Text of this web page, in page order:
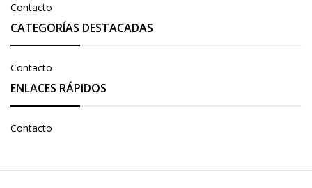
Contacto
CATEGORÍAS DESTACADAS
Contacto
ENLACES RÁPIDOS
Contacto